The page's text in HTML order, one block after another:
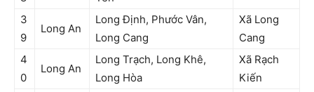
3
9
Long An
Long Định, Phước Vân,
Long Cang
Xã Long
Cang
4
0
Long An
Long Trạch, Long Khê,
Long Hòa
Xã Rạch
Kiến